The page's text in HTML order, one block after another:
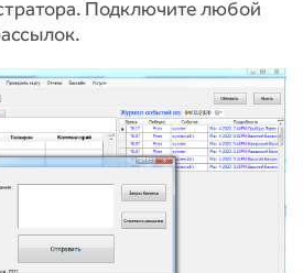
Подключите любой